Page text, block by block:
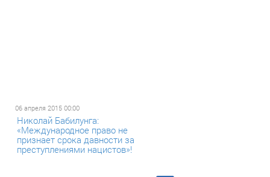
06 апреля 2015 00:00
Николай Бабилунга:
«Международное право не
признает срока давности за
преступлениями нацистов»!